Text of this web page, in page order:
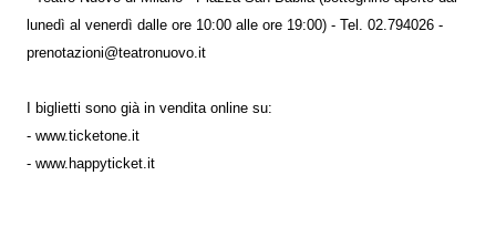
lunedì al venerdì dalle ore 10:00 alle ore 19:00) - Tel. 02.794026 -
prenotazioni@teatronuovo.it
I biglietti sono già in vendita online su:
- www.ticketone.it
- www.happyticket.it